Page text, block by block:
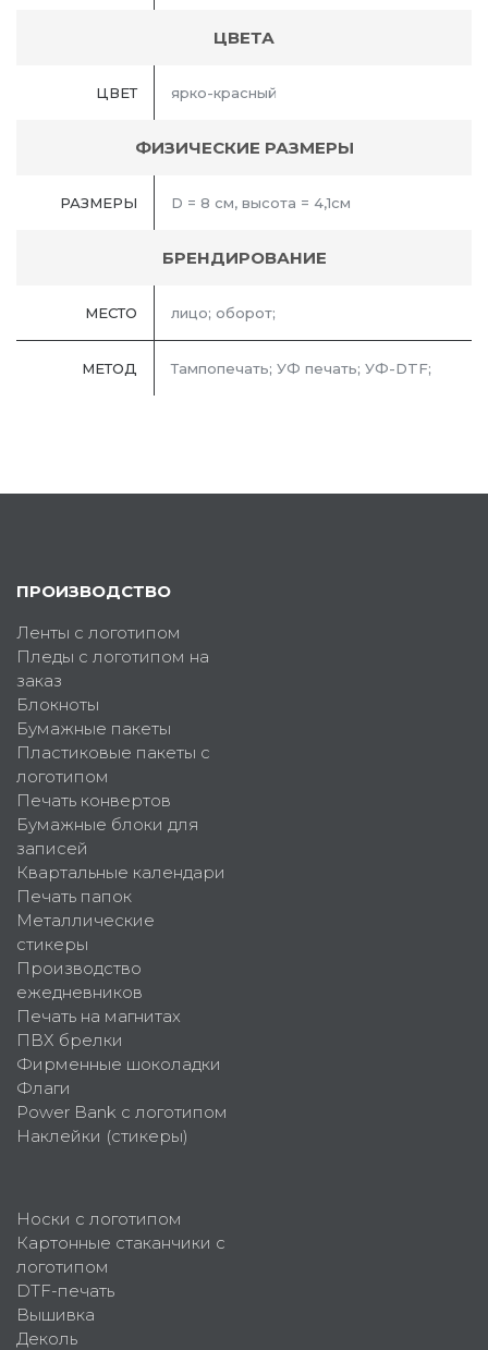
ЦВЕТА
ЦВЕТ ярко-красный
ФИЗИЧЕСКИЕ РАЗМЕРЫ
РАЗМЕРЫ D = 8 cм, высота = 4,1см
БРЕНДИРОВАНИЕ
МЕСТО лицо; оборот;
МЕТОД Тампопечать; УФ печать; УФ-DTF;
ПРОИЗВОДСТВО
Ленты с логотипом
Пледы с логотипом на
заказ
Блокноты
Бумажные пакеты
Пластиковые пакеты с
логотипом
Печать конвертов
Бумажные блоки для
записей
Квартальные календари
Печать папок
Металлические
стикеры
Производство
ежедневников
Печать на магнитах
ПВХ брелки
Фирменные шоколадки
Флаги
Power Bank с логотипом
Наклейки (стикеры)
Носки с логотипом
Картонные стаканчики с
логотипом
DTF-печать
Вышивка
Деколь